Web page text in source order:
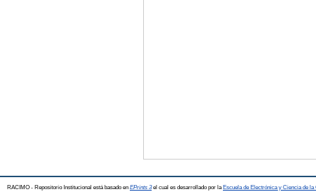
RACIMO - Repositorio Institucional está basado en EPrints 3el cual es desarrollado por la Escuela de Electrónica y Ciencia de la